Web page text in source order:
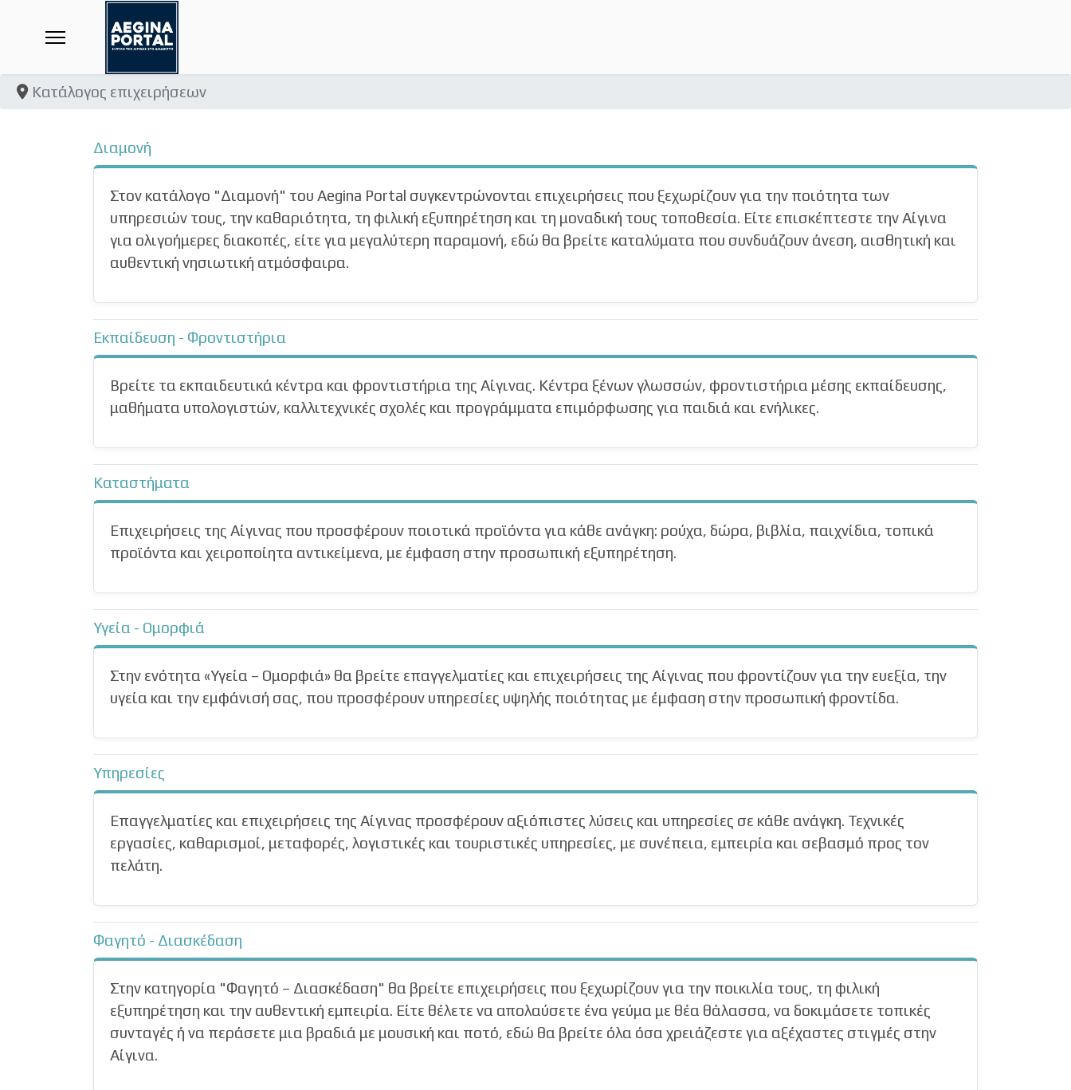
Κατάλογος επιχειρήσεων
Διαμονή
Στον κατάλογο "Διαμονή" του Aegina Portal συγκεντρώνονται επιχειρήσεις που ξεχωρίζουν για την ποιότητα των
υπηρεσιών τους, την καθαριότητα, τη φιλική εξυπηρέτηση και τη μοναδική τους τοποθεσία. Είτε επισκέπτεστε την Αίγινα
για ολιγοήμερες διακοπές, είτε για μεγαλύτερη παραμονή, εδώ θα βρείτε καταλύματα που συνδυάζουν άνεση, αισθητική και
αυθεντική νησιωτική ατμόσφαιρα.
Εκπαίδευση - Φροντιστήρια
Βρείτε τα εκπαιδευτικά κέντρα και φροντιστήρια της Αίγινας. Κέντρα ξένων γλωσσών, φροντιστήρια μέσης εκπαίδευσης,
μαθήματα υπολογιστών, καλλιτεχνικές σχολές και προγράμματα επιμόρφωσης για παιδιά και ενήλικες.
Καταστήματα
Επιχειρήσεις της Αίγινας που προσφέρουν ποιοτικά προϊόντα για κάθε ανάγκη: ρούχα, δώρα, βιβλία, παιχνίδια, τοπικά
προϊόντα και χειροποίητα αντικείμενα, με έμφαση στην προσωπική εξυπηρέτηση.
Υγεία - Ομορφιά
Στην ενότητα «Υγεία – Ομορφιά» θα βρείτε επαγγελματίες και επιχειρήσεις της Αίγινας που φροντίζουν για την ευεξία, την
υγεία και την εμφάνισή σας, που προσφέρουν υπηρεσίες υψηλής ποιότητας με έμφαση στην προσωπική φροντίδα.
Υπηρεσίες
Επαγγελματίες και επιχειρήσεις της Αίγινας προσφέρουν αξιόπιστες λύσεις και υπηρεσίες σε κάθε ανάγκη. Τεχνικές
εργασίες, καθαρισμοί, μεταφορές, λογιστικές και τουριστικές υπηρεσίες, με συνέπεια, εμπειρία και σεβασμό προς τον
πελάτη.
Φαγητό - Διασκέδαση
Στην κατηγορία "Φαγητό – Διασκέδαση" θα βρείτε επιχειρήσεις που ξεχωρίζουν για την ποικιλία τους, τη φιλική
εξυπηρέτηση και την αυθεντική εμπειρία. Είτε θέλετε να απολαύσετε ένα γεύμα με θέα θάλασσα, να δοκιμάσετε τοπικές
συνταγές ή να περάσετε μια βραδιά με μουσική και ποτό, εδώ θα βρείτε όλα όσα χρειάζεστε για αξέχαστες στιγμές στην
Αίγινα.